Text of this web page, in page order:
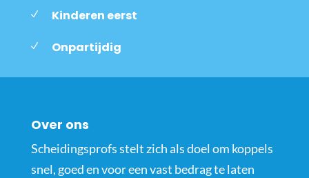
Kinderen eerst
Onpartijdig
Over ons
Scheidingsprofs stelt zich als doel om koppels
snel, goed en voor een vast bedrag te laten